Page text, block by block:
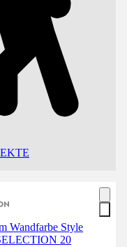
Wandfarbe Style
20